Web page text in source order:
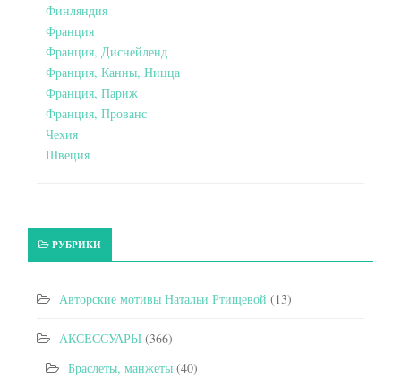
Финляндия
Франция
Франция, Диснейленд
Франция, Канны, Ницца
Франция, Париж
Франция, Прованс
Чехия
Швеция
РУБРИКИ
Авторские мотивы Натальи Ртищевой (13)
АКСЕССУАРЫ (366)
Браслеты, манжеты (40)